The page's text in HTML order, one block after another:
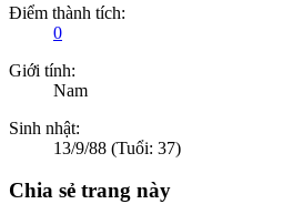
Điểm thành tích:
0
Giới tính:
Nam
Sinh nhật:
13/9/88 (Tuổi: 37)
Chia sẻ trang này